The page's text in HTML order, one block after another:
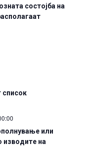
состојба на
список
или
изводите на